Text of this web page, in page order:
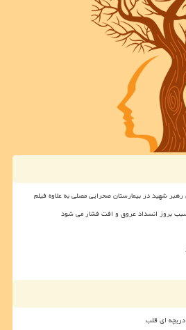
بروز انسداد عروق و افت فشار می شود
ای قلب